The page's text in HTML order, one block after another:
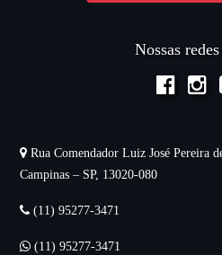
Nossas
Rua Comendador Luiz José Pereira
Campinas – SP, 13020-080
(11) 95277-3471
(11) 95277-3471